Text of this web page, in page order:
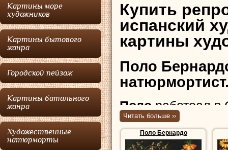
Картины море
художников
Картины бытового
жанра
Городской пейзаж
Картины батального
жанра
Художественные
натюрморты
Купить
испанский
картины
Поло
Поло работоал в
фруктами и
Картины
Читать больше ››
Поло Бернардо